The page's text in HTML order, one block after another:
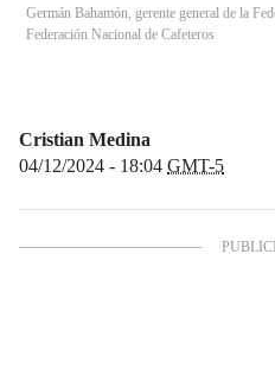
Germán Bahamón, gerente general de la
Federación Nacional de Cafeteros
Cristian Medina
04/12/2024 - 18:04 GMT-5